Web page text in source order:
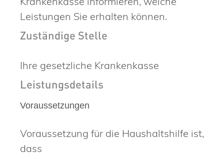
Leistungen Sie erhalten können.
Zuständige Stelle
Ihre gesetzliche Krankenkasse
Leistungsdetails
Voraussetzungen
Voraussetzung für die Haushaltshilfe ist,
dass